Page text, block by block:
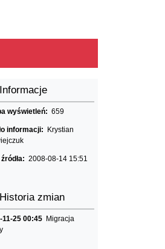
wyświetleń:659
informacji:
Krystian
źródła:2008-08-14 15:51
zmian
11-25 00:45 Migracja